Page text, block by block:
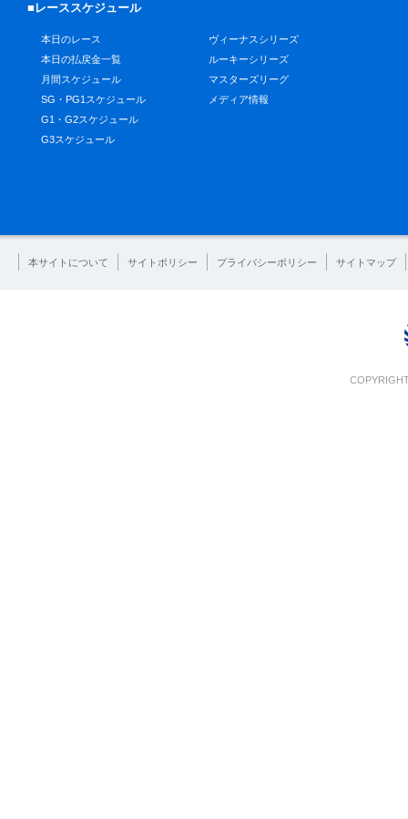
■レーススケジュール
本日のレース
本日の払戻金一覧
月間スケジュール
SG・PG1スケジュール
G1・G2スケジュール
G3スケジュール
ヴィーナスシリーズ
ルーキーシリーズ
マスターズリーグ
メディア情報
本サイトについて サイトポリシー プライバシーポリシー サイトマップ